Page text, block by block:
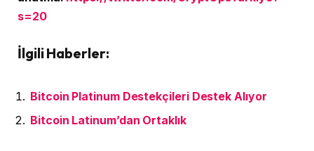
s=20
İlgili Haberler:
Bitcoin Platinum Destekçileri Destek Alıyor
Bitcoin Latinum’dan Ortaklık